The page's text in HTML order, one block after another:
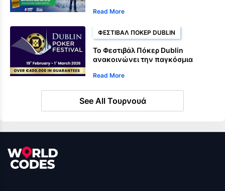
Read More
ΦΕΣΤΙΒΆΛ ΠΌΚΕΡ DUBLIN
Το Φεστιβάλ Πόκερ Dublin
ανακοινώνει την παγκόσμια
Read More
See All Τουρνουά